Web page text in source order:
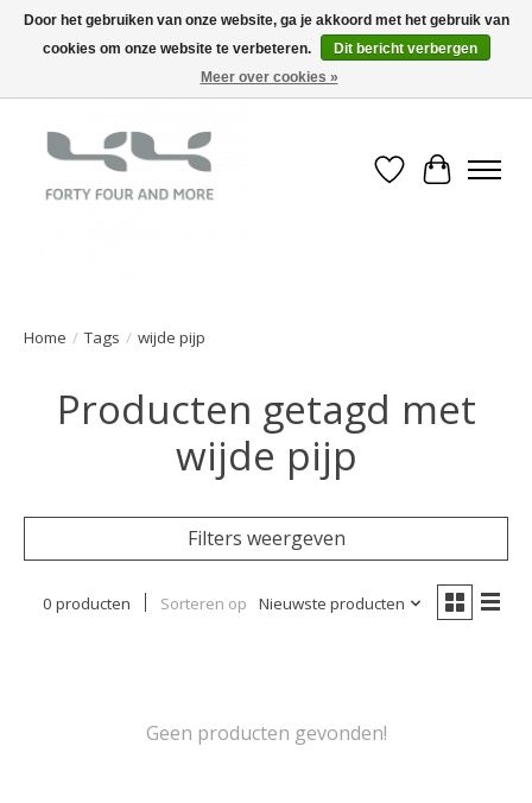
Verlanglijst
Home / Tags / wijde pijp
Producten getagd met
wijde pijp
Filters weergeven
0 producten Sorteren op Nieuwste producten
Geen producten gevonden!
Door het gebruiken van onze website, ga je akkoord met het gebruik van
cookies om onze website te verbeteren.
Dit bericht verbergen
Meer over cookies »